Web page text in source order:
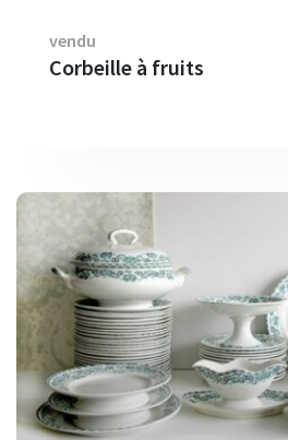
vendu
Corbeille à fruits